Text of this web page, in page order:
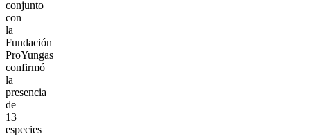
conjunto
con
la
Fundación
ProYungas
confirmó
la
presencia
de
13
especies